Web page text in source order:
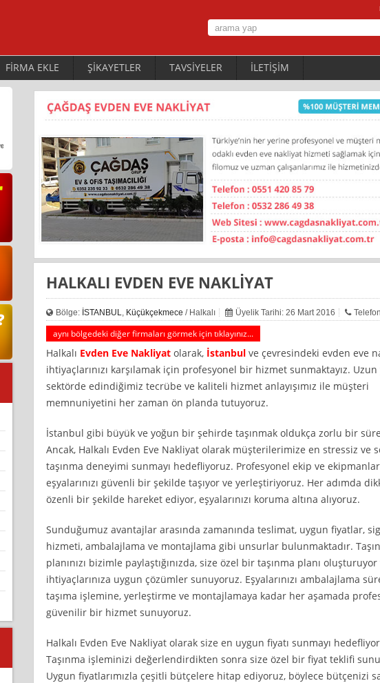
FİRMA EKLE ŞİKAYETLER TAVSİYELER İLETİŞİM
HALKALI EVDEN EVE NAKLİYAT
Bölge: İSTANBUL, Küçükçekmece / Halkalı Üyelik Tarihi: 26 Mart 2016
aynı bölgedeki diğer firmaları görmek için tıklayınız...
Halkalı Evden Eve Nakliyatolarak, İstanbulve çevresindeki evden eve
ihtiyaçlarınızı karşılamak için profesyonel bir hizmet sunmaktayız. Uzun
sektörde edindiğimiz tecrübe ve kaliteli hizmet anlayışımız ile müşteri
memnuniyetini her zaman ön planda tutuyoruz.
İstanbul gibi büyük ve yoğun bir şehirde taşınmak oldukça zorlu bir
Ancak, Halkalı Evden Eve Nakliyat olarak müşterilerimize en stressiz ve
taşınma deneyimi sunmayı hedefliyoruz. Profesyonel ekip ve
eşyalarınızı güvenli bir şekilde taşıyor ve yerleştiriyoruz. Her adımda
özenli bir şekilde hareket ediyor, eşyalarınızı koruma altına alıyoruz.
Sunduğumuz avantajlar arasında zamanında teslimat, uygun fiyatlar,
hizmeti, ambalajlama ve montajlama gibi unsurlar bulunmaktadır.
planınızı bizimle paylaştığınızda, size özel bir taşınma planı
ihtiyaçlarınıza uygun çözümler sunuyoruz. Eşyalarınızı ambalajlama
taşıma işlemine, yerleştirme ve montajlamaya kadar her aşamada
güvenilir bir hizmet sunuyoruz.
Halkalı Evden Eve Nakliyat olarak size en uygun fiyatı sunmayı
Taşınma işleminizi değerlendirdikten sonra size özel bir fiyat teklifi
Uygun fiyatlarımızla çeşitli bütçelere hitap ediyoruz, böylece bütçenizi